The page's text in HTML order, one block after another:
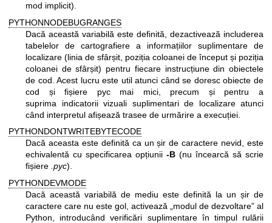
mod implicit).
PYTHONNODEBUGRANGES
Dacă această variabilă este definită, dezactivează includerea
tabelelor de cartografiere a informațiilor suplimentare de
localizare (linia de sfârșit, poziția coloanei de început și poziția
coloanei de sfârșit) pentru fiecare instrucțiune din obiectele
de cod. Acest lucru este util atunci când se doresc obiecte de
cod și fișiere pyc mai mici, precum și pentru a
suprima indicatorii vizuali suplimentari de localizare atunci
când interpretul afișează trasee de urmărire a execuției.
PYTHONDONTWRITEBYTECODE
Dacă aceasta este definită ca un șir de caractere nevid, este
echivalentă cu specificarea opțiunii -B (nu încearcă să scrie
fișiere .pyc).
PYTHONDEVMODE
Dacă această variabilă de mediu este definită la un șir de
caractere care nu este gol, activează „modul de dezvoltare” al
Python, introducând verificări suplimentare în timpul rulării